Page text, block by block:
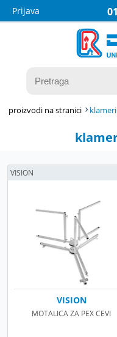
Prijava
proizvodi na stranici
VISION
MOTALICA ZA PEX CEVI
VISION